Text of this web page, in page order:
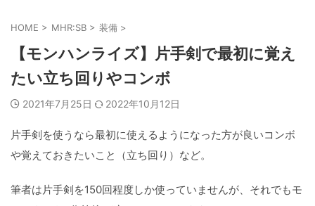
HOME > MHR:SB > 装備 >
【モンハンライズ】片手剣で最初に覚え
たい立ち回りやコンボ
2021年7月25日 2022年10月12日
片手剣を使うなら最初に使えるようになった方が良いコンボ
や覚えておきたいこと（立ち回り）など。
筆者は片手剣を150回程度しか使っていませんが、それでもモ